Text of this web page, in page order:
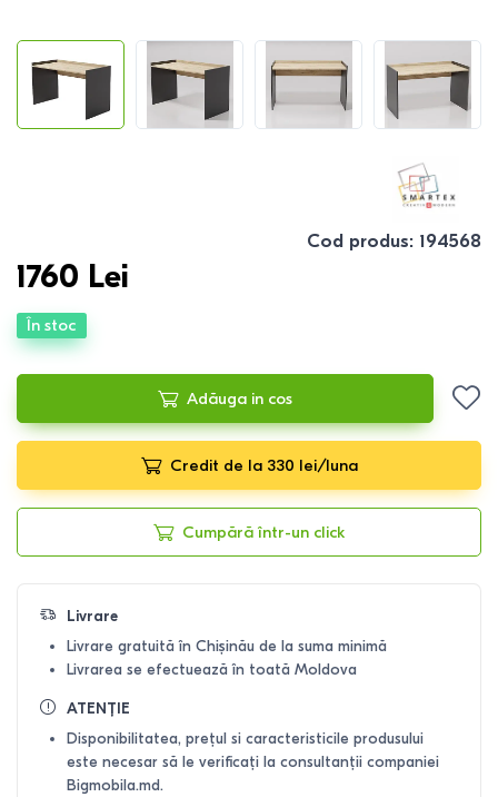
Cod produs: 194568
1760 Lei
În stoc
Adăuga in cos
Credit de la 330 lei/luna
Cumpără într-un click
Livrare
Livrare gratuită în Chișinău de la suma minimă
Livrarea se efectuează în toată Moldova
ATENȚIE
Disponibilitatea, prețul si caracteristicile produsului
este necesar să le verificați la consultanții companiei
Bigmobila.md.